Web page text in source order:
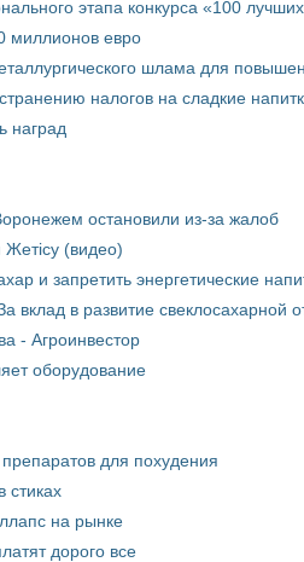
этапа конкурса «100
миллионов евро
шлама для
налогов на сладкие
наград
остановили из-за жалоб
(видео)
и запретить энергетические
вклад в развитие свеклосахарной
- Агроинвестор
оборудование
для похудения
стиках
на рынке
дорого все